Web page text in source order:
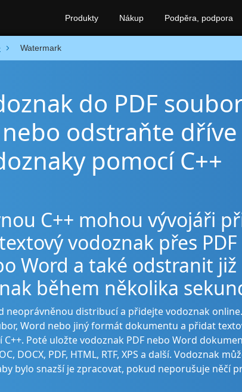
Watermark
do PDF
odstraňte dříve
pomocí C++
C++ mohou vývojáři
vodoznak přes PDF
Word a také odstranit již
během několika
neoprávněnou distribucí a přidejte vodoznak
Word nebo jiný formát dokumentu a přidat
Poté uložte vodoznak PDF nebo Word
DOCX, PDF, HTML, RTF, XPS a další. Vodoznak
bylo snazší je zpracovat, pokud neporušuje něčí
Produkty Nákup Podpěra, podpora